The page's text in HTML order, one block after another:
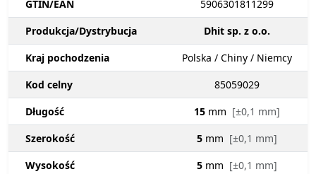
GTIN/EAN
5906301811299
Produkcja/Dystrybucja
Dhit sp. z o.o.
Kraj pochodzenia
Polska / Chiny / Niemcy
Kod celny
85059029
Długość
15 mm [±0,1 mm]
Szerokość
5 mm [±0,1 mm]
Wysokość
5 mm [±0,1 mm]